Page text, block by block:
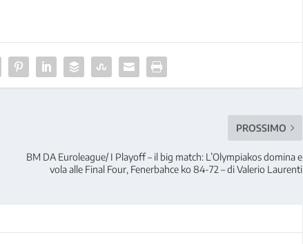
PROSSIMO
BM DA Euroleague/ I Playoff – il big match: L’Olympiakos domina e
vola alle Final Four, Fenerbahce ko 84-72 – di Valerio Laurenti